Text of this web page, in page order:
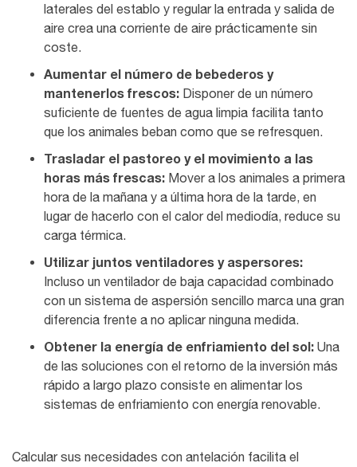
laterales del establo y regular la entrada y salida de
aire crea una corriente de aire prácticamente sin
coste.
Aumentar el número de bebederos y
mantenerlos frescos: Disponer de un número
suficiente de fuentes de agua limpia facilita tanto
que los animales beban como que se refresquen.
Trasladar el pastoreo y el movimiento a las
horas más frescas: Mover a los animales a primera
hora de la mañana y a última hora de la tarde, en
lugar de hacerlo con el calor del mediodía, reduce su
carga térmica.
Utilizar juntos ventiladores y aspersores:
Incluso un ventilador de baja capacidad combinado
con un sistema de aspersión sencillo marca una gran
diferencia frente a no aplicar ninguna medida.
Obtener la energía de enfriamiento del sol: Una
de las soluciones con el retorno de la inversión más
rápido a largo plazo consiste en alimentar los
sistemas de enfriamiento con energía renovable.
Calcular sus necesidades con antelación facilita el